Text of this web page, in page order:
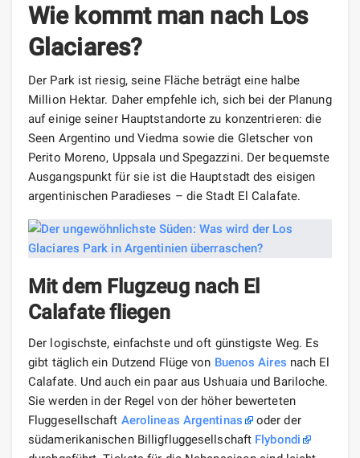
Wie kommt man nach Los
Glaciares?
Der Park ist riesig, seine Fläche beträgt eine halbe
Million Hektar. Daher empfehle ich, sich bei der Planung
auf einige seiner Hauptstandorte zu konzentrieren: die
Seen Argentino und Viedma sowie die Gletscher von
Perito Moreno, Uppsala und Spegazzini. Der bequemste
Ausgangspunkt für sie ist die Hauptstadt des eisigen
argentinischen Paradieses – die Stadt El Calafate.
Mit dem Flugzeug nach El
Calafate fliegen
Der logischste, einfachste und oft günstigste Weg. Es
gibt täglich ein Dutzend Flüge von Buenos Aires nach El
Calafate. Und auch ein paar aus Ushuaia und Bariloche.
Sie werden in der Regel von der höher bewerteten
Fluggesellschaft Aerolineas Argentinas
oder der
südamerikanischen Billigfluggesellschaft Flybondi